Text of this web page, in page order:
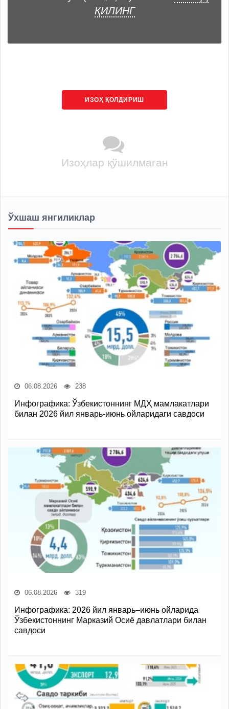
ҚИЛИНГ
ИЗОҲ ҚОЛДИРИШ
Изоҳлар қўшилмаган
Ўхшаш янгиликлар
06.08.2026 238
Инфографика: Ўзбекистоннинг МДҲ мамлакатлари
билан 2026 йил январь-июнь ойларидаги савдоси
06.08.2026 319
Инфографика: 2026 йил январь–июнь ойларида
Ўзбекистоннинг Марказий Осиё давлатлари билан
савдоси